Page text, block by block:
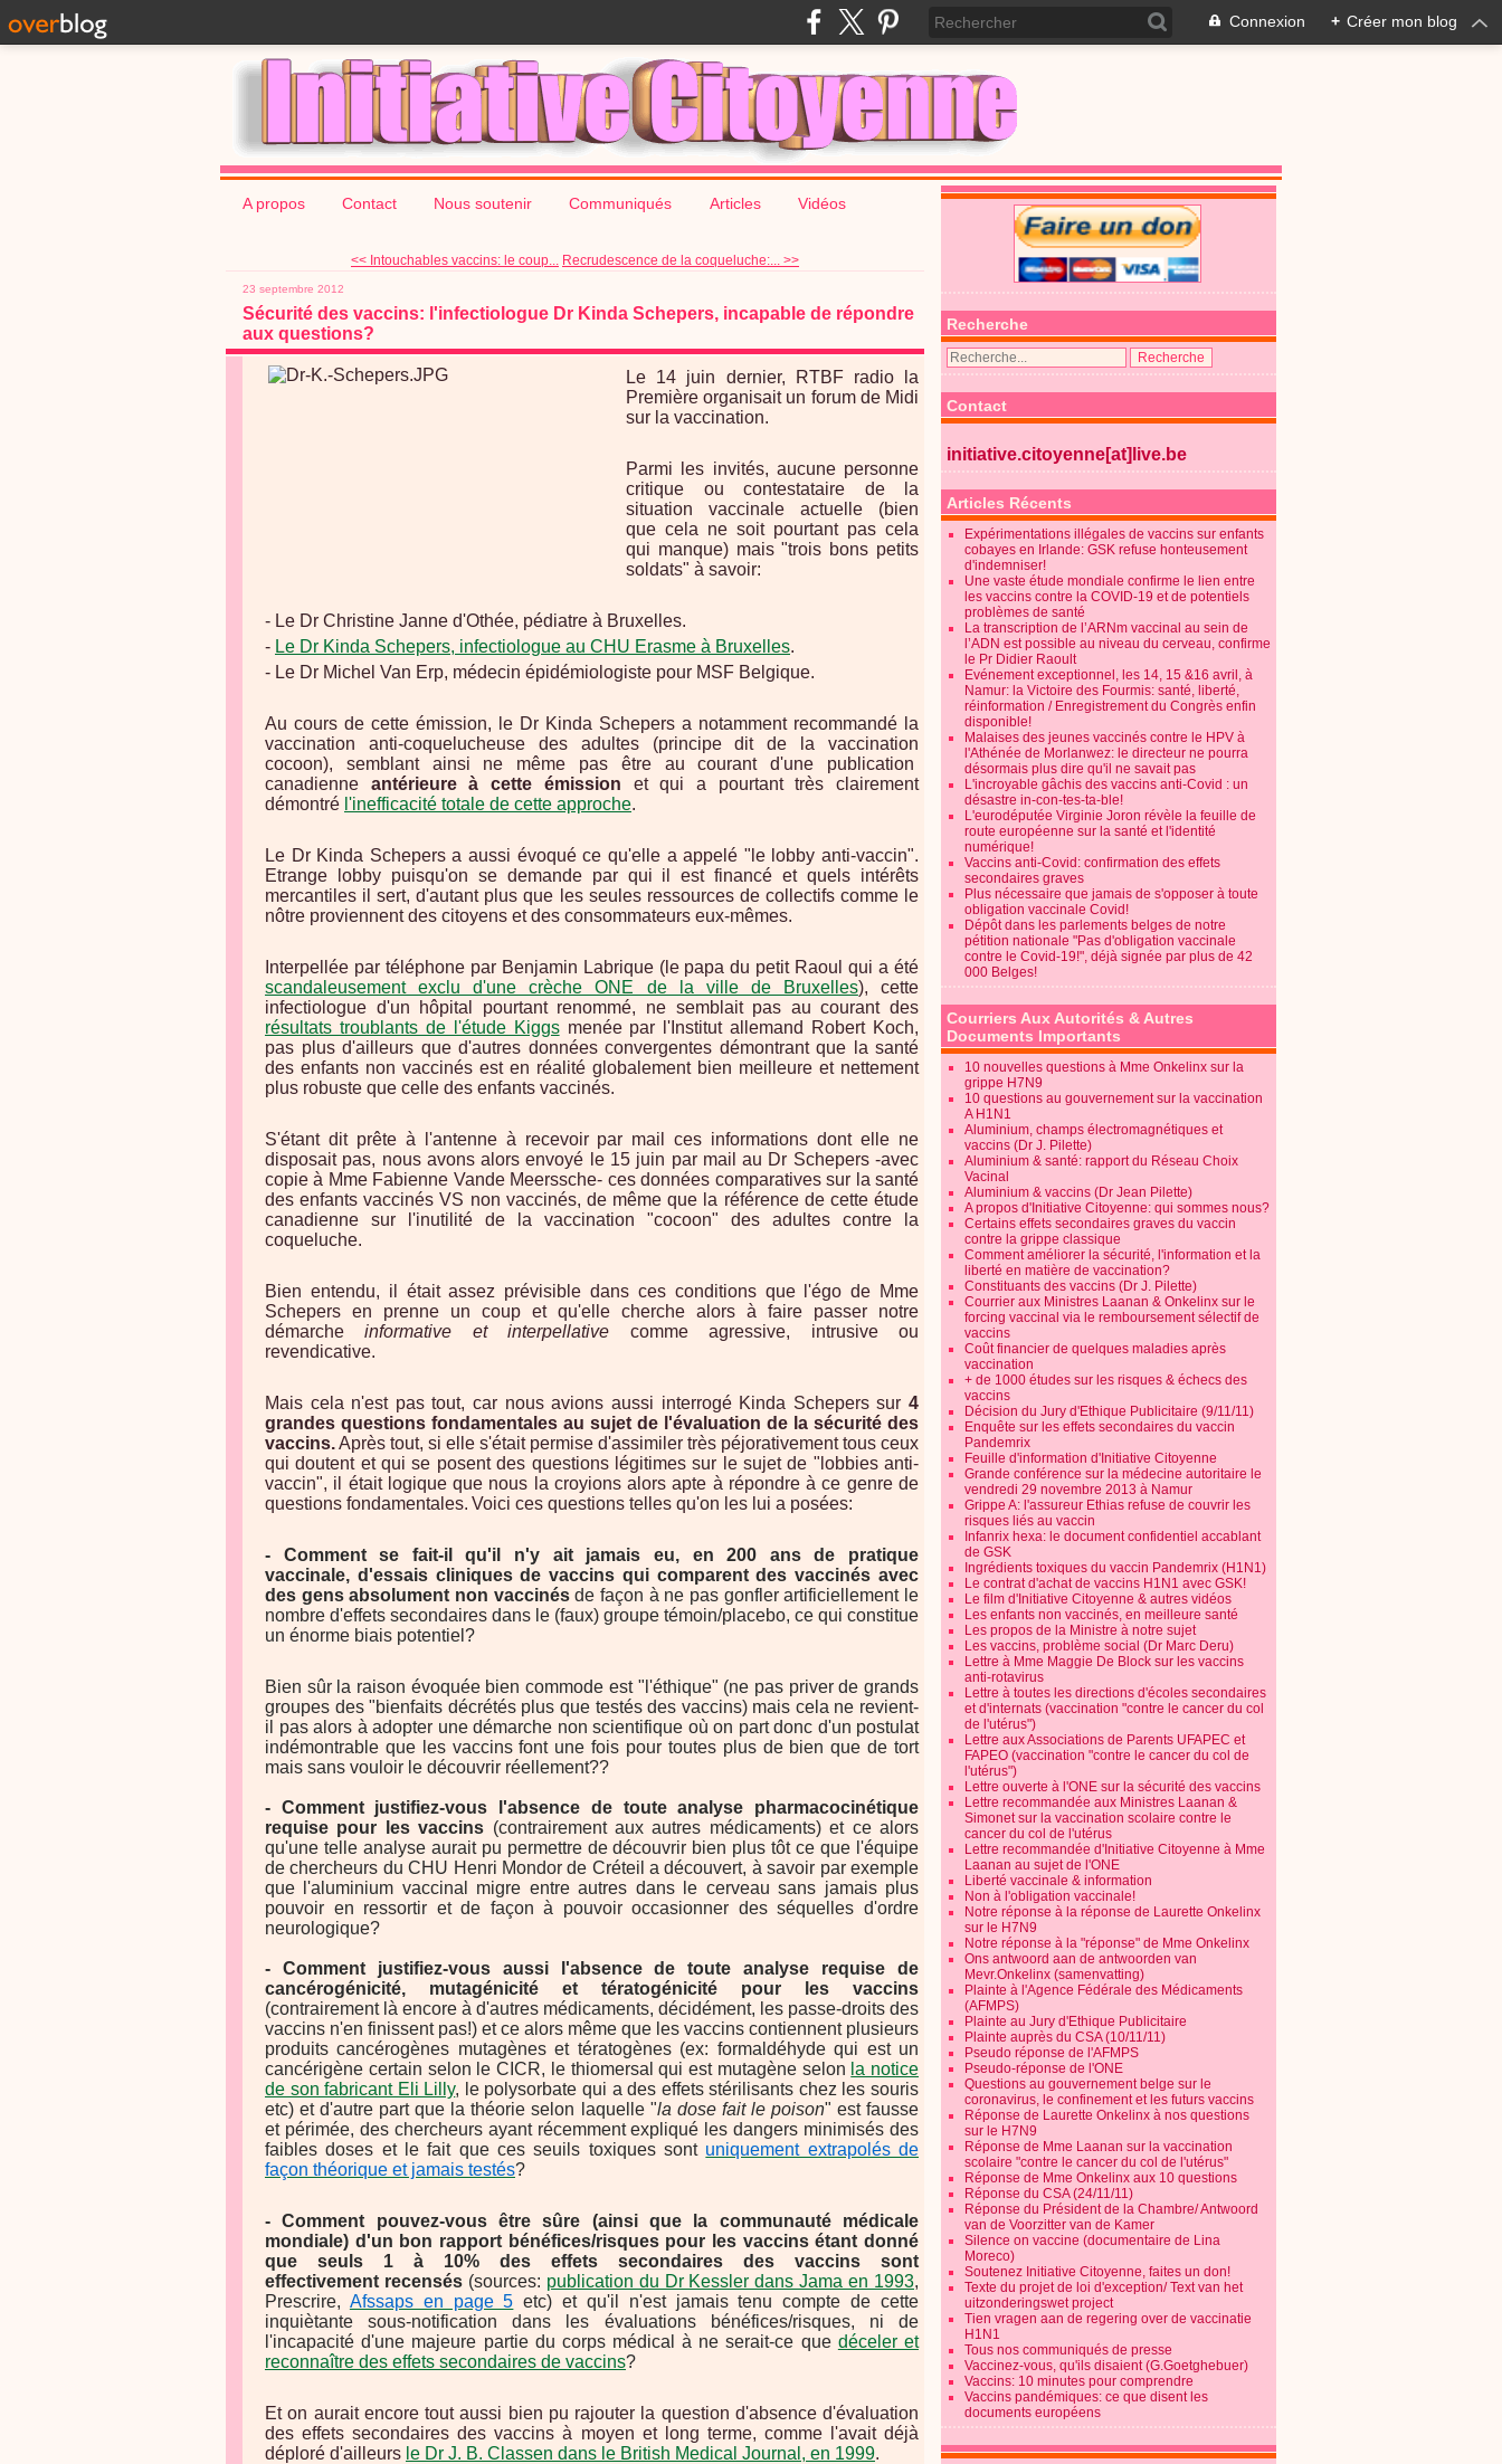
Connexion + Créer mon blog
A propos Contact Nous soutenir Communiqués Articles Vidéos
<< Intouchables vaccins: le coup... Recrudescence de la coqueluche:... >>
23 septembre 2012
Sécurité des vaccins: l'infectiologue Dr Kinda Schepers, incapable de répondre
aux questions?
Le 14 juin dernier, RTBF radio la
Première organisait un forum de Midi
sur la vaccination.
Parmi les invités, aucune personne
critique ou contestataire de la
situation vaccinale actuelle (bien
que cela ne soit pourtant pas cela
qui manque) mais "trois bons petits
soldats" à savoir:
- Le Dr Christine Janne d'Othée, pédiatre à Bruxelles.
- Le Dr Kinda Schepers, infectiologue au CHU Erasme à Bruxelles.
- Le Dr Michel Van Erp, médecin épidémiologiste pour MSF Belgique.
Au cours de cette émission, le Dr Kinda Schepers a notamment recommandé la
vaccination anti-coquelucheuse des adultes (principe dit de la vaccination
cocoon), semblant ainsi ne même pas être au courant d'une publication
canadienne antérieure à cette émission et qui a pourtant très clairement
démontré l'inefficacité totale de cette approche.
Le Dr Kinda Schepers a aussi évoqué ce qu'elle a appelé "le lobby anti-vaccin".
Etrange lobby puisqu'on se demande par qui il est financé et quels intérêts
mercantiles il sert, d'autant plus que les seules ressources de collectifs comme le
nôtre proviennent des citoyens et des consommateurs eux-mêmes.
Interpellée par téléphone par Benjamin Labrique (le papa du petit Raoul qui a été
scandaleusement exclu d'une crèche ONE de la ville de Bruxelles), cette
infectiologue d'un hôpital pourtant renommé, ne semblait pas au courant des
résultats troublants de l'étude Kiggsmenée par l'Institut allemand Robert Koch,
pas plus d'ailleurs que d'autres données convergentes démontrant que la santé
des enfants non vaccinés est en réalité globalement bien meilleure et nettement
plus robuste que celle des enfants vaccinés.
S'étant dit prête à l'antenne à recevoir par mail ces informations dont elle ne
disposait pas, nous avons alors envoyé le 15 juin par mail au Dr Schepers -avec
copie à Mme Fabienne Vande Meerssche- ces données comparatives sur la santé
des enfants vaccinés VS non vaccinés, de même que la référence de cette étude
canadienne sur l'inutilité de la vaccination "cocoon" des adultes contre la
coqueluche.
Bien entendu, il était assez prévisible dans ces conditions que l'égo de Mme
Schepers en prenne un coup et qu'elle cherche alors à faire passer notre
démarcheinformative et interpellative comme agressive, intrusive ou
revendicative.
Mais cela n'est pas tout, car nous avions aussi interrogé Kinda Schepers sur 4
grandes questions fondamentales au sujet de l'évaluation de la sécurité des
vaccins.Après tout, si elle s'était permise d'assimiler très péjorativement tous ceux
qui doutent et qui se posent des questions légitimes sur le sujet de "lobbies anti-
vaccin", il était logique que nous la croyions alors apte à répondre à ce genre de
questions fondamentales. Voici ces questions telles qu'on les lui a posées:
- Comment se fait-il qu'il n'y ait jamais eu, en 200 ans de pratique
vaccinale, d'essais cliniques de vaccins qui comparent des vaccinés avec
des gens absolument non vaccinésde façon à ne pas gonfler artificiellement le
nombre d'effets secondaires dans le (faux) groupe témoin/placebo, ce qui constitue
un énorme biais potentiel?
Bien sûr la raison évoquée bien commode est "l'éthique" (ne pas priver de grands
groupes des "bienfaits décrétés plus que testés des vaccins) mais cela ne revient-
il pas alors à adopter une démarche non scientifique où on part donc d'un postulat
indémontrable que les vaccins font une fois pour toutes plus de bien que de tort
mais sans vouloir le découvrir réellement??
- Comment justifiez-vous l'absence de toute analyse pharmacocinétique
requise pour les vaccins (contrairement aux autres médicaments) et ce alors
qu'une telle analyse aurait pu permettre de découvrir bien plus tôt ce que l'équipe
de chercheurs du CHU Henri Mondor de Créteil a découvert, à savoir par exemple
que l'aluminium vaccinal migre entre autres dans le cerveau sans jamais plus
pouvoir en ressortir et de façon à pouvoir occasionner des séquelles d'ordre
neurologique?
- Comment justifiez-vous aussi l'absence de toute analyse requise de
cancérogénicité, mutagénicité et tératogénicité pour les vaccins
(contrairement là encore à d'autres médicaments, décidément, les passe-droits des
vaccins n'en finissent pas!) et ce alors même que les vaccins contiennent plusieurs
produits cancérogènes mutagènes et tératogènes (ex: formaldéhyde qui est un
cancérigène certain selon le CICR, le thiomersal qui est mutagène selon la notice
de son fabricant Eli Lilly, le polysorbate qui a des effets stérilisants chez les souris
etc) et d'autre part que la théorie selon laquelle "la dose fait le poison" est fausse
et périmée, des chercheurs ayant récemment expliqué les dangers minimisés des
faibles doses et le fait que ces seuils toxiques sont uniquement extrapolés de
façon théorique et jamais testés?
- Comment pouvez-vous être sûre (ainsi que la communauté médicale
mondiale) d'un bon rapport bénéfices/risques pour les vaccins étant donné
que seuls 1 à 10% des effets secondaires des vaccins sont
effectivement recensés(sources: publication du Dr Kessler dans Jama en 1993,
Prescrire, Afssaps en page 5 etc) et qu'il n'est jamais tenu compte de cette
inquiètante sous-notification dans les évaluations bénéfices/risques, ni de
l'incapacité d'une majeure partie du corps médical à ne serait-ce que déceler et
reconnaître des effets secondaires de vaccins?
Et on aurait encore tout aussi bien pu rajouter la question d'absence d'évaluation
des effets secondaires des vaccins à moyen et long terme, comme l'avait déjà
déploré d'ailleurs le Dr J. B. Classen dans le British Medical Journal, en 1999.
Recherche
Contact
initiative.citoyenne[at]live.be
Articles Récents
Expérimentations illégales de vaccins sur enfants
cobayes en Irlande: GSK refuse honteusement
d'indemniser!
Une vaste étude mondiale confirme le lien entre
les vaccins contre la COVID-19 et de potentiels
problèmes de santé
La transcription de l’ARNm vaccinal au sein de
l’ADN est possible au niveau du cerveau, confirme
le Pr Didier Raoult
Evénement exceptionnel, les 14, 15 &16 avril, à
Namur: la Victoire des Fourmis: santé, liberté,
réinformation / Enregistrement du Congrès enfin
disponible!
Malaises des jeunes vaccinés contre le HPV à
l'Athénée de Morlanwez: le directeur ne pourra
désormais plus dire qu'il ne savait pas
L'incroyable gâchis des vaccins anti-Covid : un
désastre in-con-tes-ta-ble!
L'eurodéputée Virginie Joron révèle la feuille de
route européenne sur la santé et l'identité
numérique!
Vaccins anti-Covid: confirmation des effets
secondaires graves
Plus nécessaire que jamais de s'opposer à toute
obligation vaccinale Covid!
Dépôt dans les parlements belges de notre
pétition nationale "Pas d'obligation vaccinale
contre le Covid-19!", déjà signée par plus de 42
000 Belges!
Courriers Aux Autorités & Autres
Documents Importants
10 nouvelles questions à Mme Onkelinx sur la
grippe H7N9
10 questions au gouvernement sur la vaccination
A H1N1
Aluminium, champs électromagnétiques et
vaccins (Dr J. Pilette)
Aluminium & santé: rapport du Réseau Choix
Vacinal
Aluminium & vaccins (Dr Jean Pilette)
A propos d'Initiative Citoyenne: qui sommes nous?
Certains effets secondaires graves du vaccin
contre la grippe classique
Comment améliorer la sécurité, l'information et la
liberté en matière de vaccination?
Constituants des vaccins (Dr J. Pilette)
Courrier aux Ministres Laanan & Onkelinx sur le
forcing vaccinal via le remboursement sélectif de
vaccins
Coût financier de quelques maladies après
vaccination
+ de 1000 études sur les risques & échecs des
vaccins
Décision du Jury d'Ethique Publicitaire (9/11/11)
Enquête sur les effets secondaires du vaccin
Pandemrix
Feuille d'information d'Initiative Citoyenne
Grande conférence sur la médecine autoritaire le
vendredi 29 novembre 2013 à Namur
Grippe A: l'assureur Ethias refuse de couvrir les
risques liés au vaccin
Infanrix hexa: le document confidentiel accablant
de GSK
Ingrédients toxiques du vaccin Pandemrix (H1N1)
Le contrat d'achat de vaccins H1N1 avec GSK!
Le film d'Initiative Citoyenne & autres vidéos
Les enfants non vaccinés, en meilleure santé
Les propos de la Ministre à notre sujet
Les vaccins, problème social (Dr Marc Deru)
Lettre à Mme Maggie De Block sur les vaccins
anti-rotavirus
Lettre à toutes les directions d'écoles secondaires
et d'internats (vaccination "contre le cancer du col
de l'utérus")
Lettre aux Associations de Parents UFAPEC et
FAPEO (vaccination "contre le cancer du col de
l'utérus")
Lettre ouverte à l'ONE sur la sécurité des vaccins
Lettre recommandée aux Ministres Laanan &
Simonet sur la vaccination scolaire contre le
cancer du col de l'utérus
Lettre recommandée d'Initiative Citoyenne à Mme
Laanan au sujet de l'ONE
Liberté vaccinale & information
Non à l'obligation vaccinale!
Notre réponse à la réponse de Laurette Onkelinx
sur le H7N9
Notre réponse à la "réponse" de Mme Onkelinx
Ons antwoord aan de antwoorden van
Mevr.Onkelinx (samenvatting)
Plainte à l'Agence Fédérale des Médicaments
(AFMPS)
Plainte au Jury d'Ethique Publicitaire
Plainte auprès du CSA (10/11/11)
Pseudo réponse de l'AFMPS
Pseudo-réponse de l'ONE
Questions au gouvernement belge sur le
coronavirus, le confinement et les futurs vaccins
Réponse de Laurette Onkelinx à nos questions
sur le H7N9
Réponse de Mme Laanan sur la vaccination
scolaire "contre le cancer du col de l'utérus"
Réponse de Mme Onkelinx aux 10 questions
Réponse du CSA (24/11/11)
Réponse du Président de la Chambre/ Antwoord
van de Voorzitter van de Kamer
Silence on vaccine (documentaire de Lina
Moreco)
Soutenez Initiative Citoyenne, faites un don!
Texte du projet de loi d'exception/ Text van het
uitzonderingswet project
Tien vragen aan de regering over de vaccinatie
H1N1
Tous nos communiqués de presse
Vaccinez-vous, qu'ils disaient (G.Goetghebuer)
Vaccins: 10 minutes pour comprendre
Vaccins pandémiques: ce que disent les
documents européens